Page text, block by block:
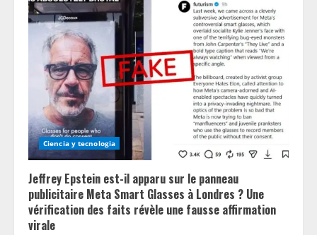
Ciencia y tecnologia
Jeffrey Epstein est-il apparu sur le panneau
publicitaire Meta Smart Glasses à Londres ? Une
vérification des faits révèle une fausse affirmation
virale